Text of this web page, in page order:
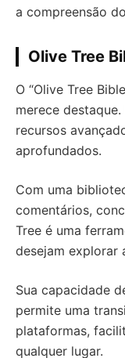
a compreensão
Olive Tree
O “Olive Tree
merece
recursos
aprofundados.
Com uma
comentários,
Tree é uma
desejam explorar
Sua capacidade
permite uma
plataformas,
qualquer lugar.